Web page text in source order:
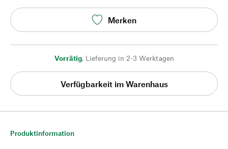
Merken
Vorrätig, Lieferung in 2-3 Werktagen
Verfügbarkeit im Warenhaus
Produktinformation